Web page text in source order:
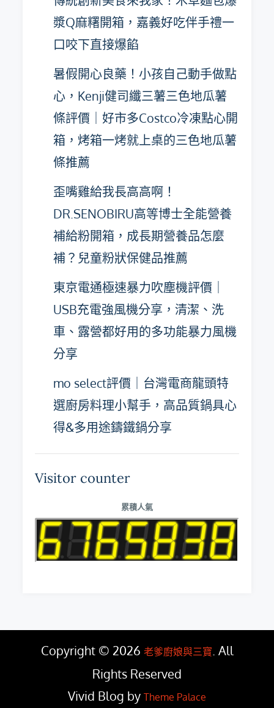
漿Q麻糬開箱，嘉義好吃伴手禮一
口咬下直接爆餡
暑假開心良藥！小孩自己動手做點
心，Kenji健司纖三薯三色地瓜薯
條評價｜好市多Costco冷凍點心開
箱，烤箱一烤就上桌的三色地瓜薯
條推薦
歪嘴雞給我長高高啊！
DR.SENOBIRU高等博士全能營養
補給粉開箱，成長期營養品怎麼
補？兒童粉狀保健品推薦
東京電通極速暴力吹塵機評價｜
USB充電強風機分享，清潔、洗
車、露營都好用的多功能暴力風機
分享
mo select評價｜台灣電商龍頭特
選廚房料理小幫手，高品質鍋具心
得&多用途鑄鐵鍋分享
Visitor counter
累積人氣
Copyright © 2026 老爹廚娘與三寶 . All
Rights Reserved
Vivid Blog by Theme Palace